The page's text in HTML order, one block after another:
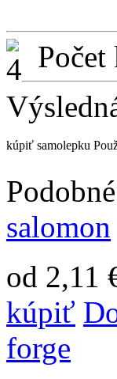
Počet
kúpiť samolepku
salomon
od 2,11
kúpiť
forge